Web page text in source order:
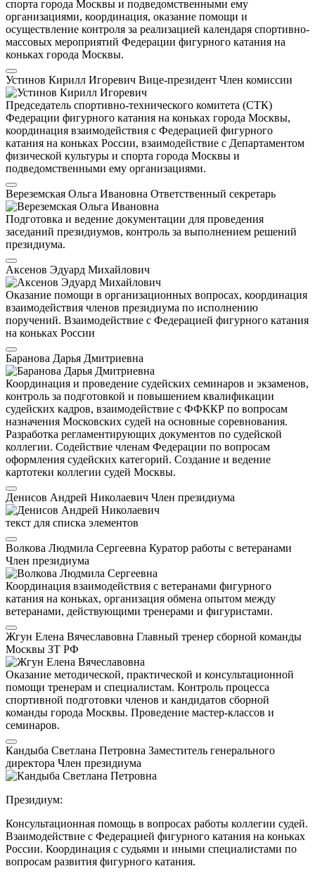
спорта города Москвы и подведомственными ему
организациями, координация, оказание помощи и
осуществление контроля за реализацией календаря спортивно-
массовых мероприятий Федерации фигурного катания на
коньках города Москвы.
Устинов Кирилл Игоревич Вице-президент Член комиссии
Председатель спортивно-технического комитета (СТК)
Федерации фигурного катания на коньках города Москвы,
координация взаимодействия с Федерацией фигурного
катания на коньках России, взаимодействие с Департаментом
физической культуры и спорта города Москвы и
подведомственными ему организациями.
Вереземская Ольга Ивановна Ответственный секретарь
Подготовка и ведение документации для проведения
заседаний президиумов, контроль за выполнением решений
президиума.
Аксенов Эдуард Михайлович
Оказание помощи в организационных вопросах, координация
взаимодействия членов президиума по исполнению
поручений. Взаимодействие с Федерацией фигурного катания
на коньках России
Баранова Дарья Дмитриевна
Координация и проведение судейских семинаров и экзаменов,
контроль за подготовкой и повышением квалификации
судейских кадров, взаимодействие с ФФККР по вопросам
назначения Московских судей на основные соревнования.
Разработка регламентирующих документов по судейской
коллегии. Содействие членам Федерации по вопросам
оформления судейских категорий. Создание и ведение
картотеки коллегии судей Москвы.
Денисов Андрей Николаевич Член президиума
текст для списка элементов
Волкова Людмила Сергеевна Куратор работы с ветеранами
Член президиума
Координация взаимодействия с ветеранами фигурного
катания на коньках, организация обмена опытом между
ветеранами, действующими тренерами и фигуристами.
Жгун Елена Вячеславовна Главный тренер сборной команды
Москвы ЗТ РФ
Оказание методической, практической и консультационной
помощи тренерам и специалистам. Контроль процесса
спортивной подготовки членов и кандидатов сборной
команды города Москвы. Проведение мастер-классов и
семинаров.
Кандыба Светлана Петровна Заместитель генерального
директора Член президиума
Президиум:
Консультационная помощь в вопросах работы коллегии судей.
Взаимодействие с Федерацией фигурного катания на коньках
России. Координация с судьями и иными специалистами по
вопросам развития фигурного катания.